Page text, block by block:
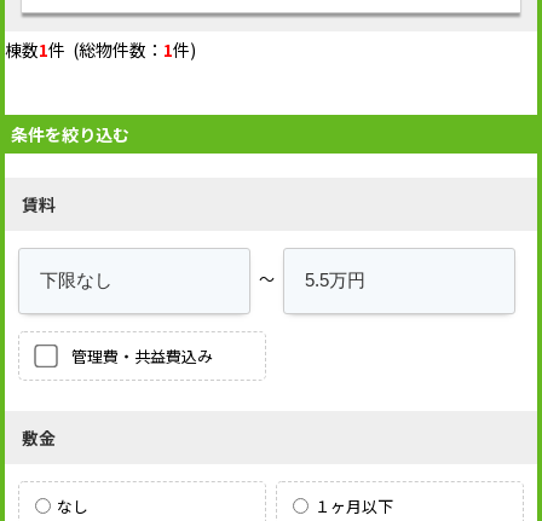
棟数1件 (総物件数： 1件)
条件を絞り込む
賃料
～
管理費・共益費込み
敷金
なし １ヶ月以下